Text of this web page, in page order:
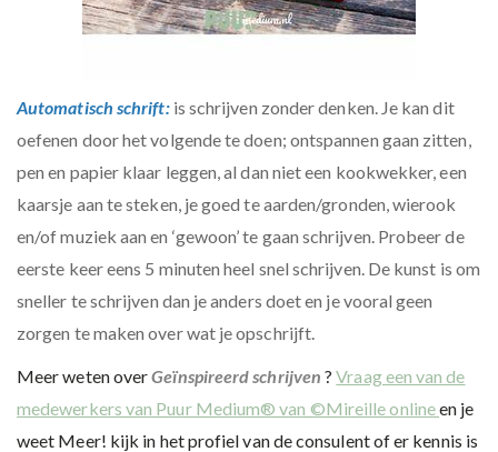
Automatisch schrift:is schrijven zonder denken. Je kan dit
oefenen door het volgende te doen; ontspannen gaan zitten,
pen en papier klaar leggen, al dan niet een kookwekker, een
kaarsje aan te steken, je goed te aarden/gronden, wierook
en/of muziek aan en ‘gewoon’ te gaan schrijven. Probeer de
eerste keer eens 5 minuten heel snel schrijven. De kunst is om
sneller te schrijven dan je anders doet en je vooral geen
zorgen te maken over wat je opschrijft.
Meer weten overGeïnspireerd schrijven ?Vraag een van de
medewerkers van Puur Medium® van ©Mireille onlineen je
weet Meer! kijk in het profiel van de consulent of er kennis is